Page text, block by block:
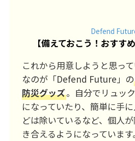
Defend
【備えておこう！おすす
これから用意しようと思っ
なのが「Defend Future」の
防災グッズ。自分でリュッ
になっていたり、簡単に手
どは除いているなど、個人
き合えるようになっています。